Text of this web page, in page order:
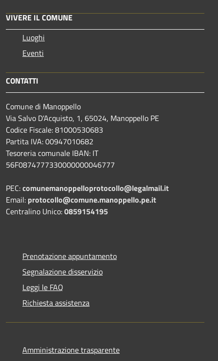
VIVERE IL COMUNE
Luoghi
Eventi
CONTATTI
Comune di Manoppello
Via Salvo D'Acquisto, 1, 65024, Manoppello PE
Codice Fiscale: 81000530683
Partita IVA: 00947010682
Tesoreria comunale IBAN: IT
56F0874777330000000046777
PEC:comunemanoppelloprotocollo@legalmail.it
Email: protocollo@comune.manoppello.pe.it
Centralino Unico:0859154195
Prenotazione appuntamento
Segnalazione disservizio
Leggi le FAQ
Richiesta assistenza
Amministrazione trasparente